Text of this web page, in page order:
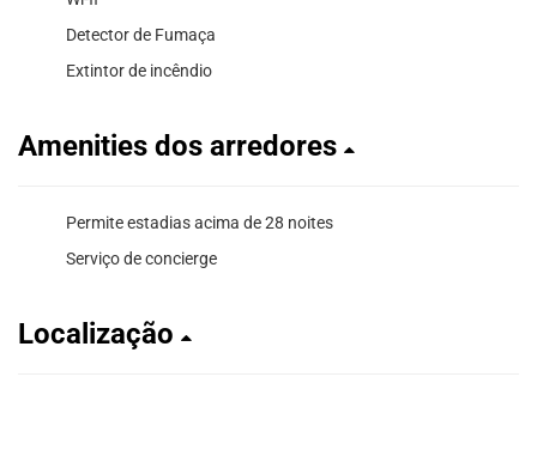
Detector de Fumaça
Extintor de incêndio
Amenities dos arredores
Permite estadias acima de 28 noites
Serviço de concierge
Localização